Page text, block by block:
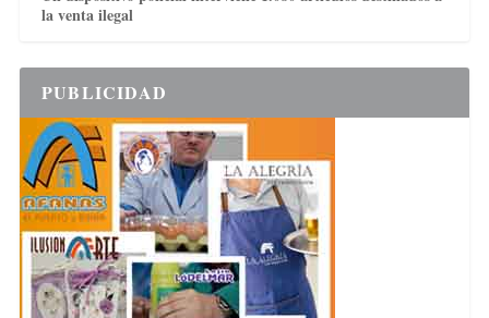
la venta ilegal
PUBLICIDAD